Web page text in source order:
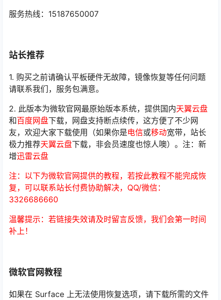
服务热线：15187650007
站长推荐
1. 购买之前请确认平板硬件无故障，镜像恢复等任何问题
请联系我们，服务包满意。
2. 此版本为微软官网最原始版本系统，提供国内天翼云盘
和百度网盘下载，网盘支持断点续传，这方便了不少网
友，欢迎大家下载使用（如果你是电信或移动宽带，站长
极力推荐天翼云盘下载，非会员速度也惊人噢）。注：新
增迅雷云盘
注：以下为微软官网提供的教程，若按此教程不能完成恢
复，可以联系站长付费协助解决，QQ/微信：
3326686660
温馨提示：若链接失效请及时留言反馈，我们会第一时间
补上！
微软官网教程
如果在 Surface 上无法使用恢复选项，请下载所需的文件